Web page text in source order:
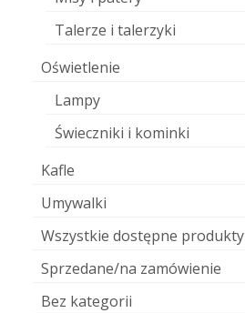
Talerze i talerzyki
Oświetlenie
Lampy
Świeczniki i kominki
Kafle
Umywalki
Wszystkie dostępne produkty
Sprzedane/na zamówienie
Bez kategorii